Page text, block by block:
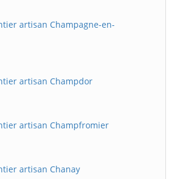
artisan Champagne-en-
artisan Champdor
artisan Champfromier
artisan Chanay